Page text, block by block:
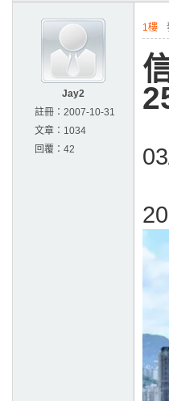
Jay2
註冊： 2007-10-31
文章： 1034
回覆： 42
1樓